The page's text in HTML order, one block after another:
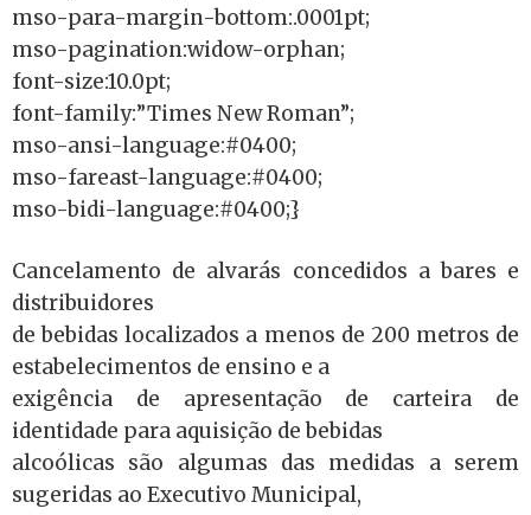
mso-para-margin-bottom:.0001pt;
mso-pagination:widow-orphan;
font-size:10.0pt;
font-family:”Times New Roman”;
mso-ansi-language:#0400;
mso-fareast-language:#0400;
mso-bidi-language:#0400;}
Cancelamento de alvarás concedidos a bares e
distribuidores
de bebidas localizados a menos de 200 metros de
estabelecimentos de ensino e a
exigência de apresentação de carteira de
identidade para aquisição de bebidas
alcoólicas são algumas das medidas a serem
sugeridas ao Executivo Municipal,